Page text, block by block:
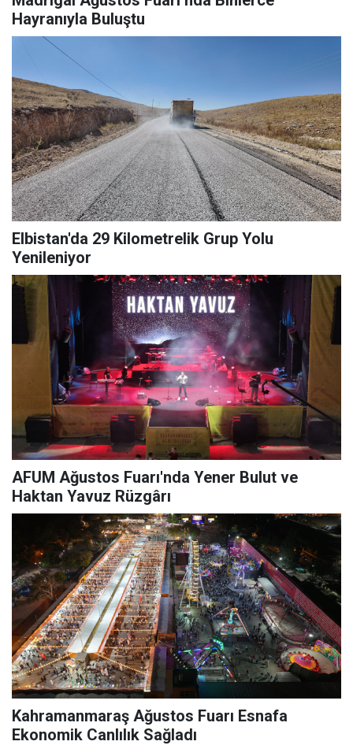
Hayranıyla Buluştu
Elbistan'da 29 Kilometrelik Grup Yolu
Yenileniyor
AFUM Ağustos Fuarı'nda Yener Bulut ve
Haktan Yavuz Rüzgârı
Kahramanmaraş Ağustos Fuarı Esnafa
Ekonomik Canlılık Sağladı